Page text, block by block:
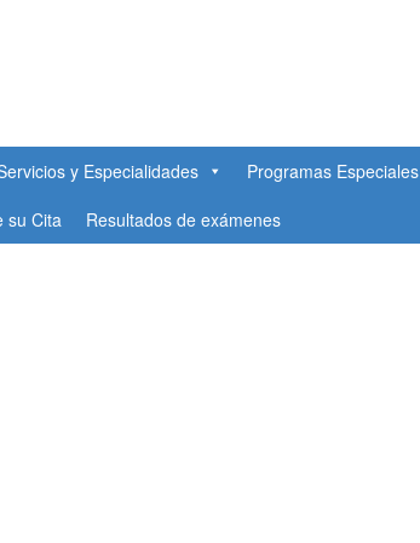
y Especialidades Programas Especiales
su Cita Resultados de exámenes